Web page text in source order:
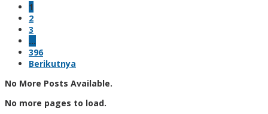
1
2
3
…
396
Berikutnya
No More Posts Available.
No more pages to load.